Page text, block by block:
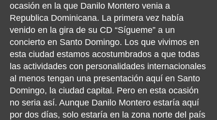
ocasión en la que Danilo Montero venia a
Republica Dominicana. La primera vez había
venido en la gira de su CD “Sígueme” a un
concierto en Santo Domingo. Los que vivimos en
esta ciudad estamos acostumbrados a que todas
las actividades con personalidades internacionales
al menos tengan una presentación aquí en Santo
Domingo, la ciudad capital. Pero en esta ocasión
no seria así. Aunque Danilo Montero estaría aquí
por dos días, solo estaría en la zona norte del país